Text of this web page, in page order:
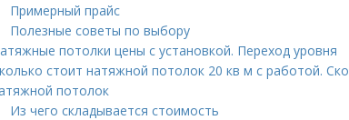
Примерный прайс
Полезные советы по выбору
потолки цены с установкой. Переход уровня
стоит натяжной потолок 20 кв м с работой.
потолок
Из чего складывается стоимость